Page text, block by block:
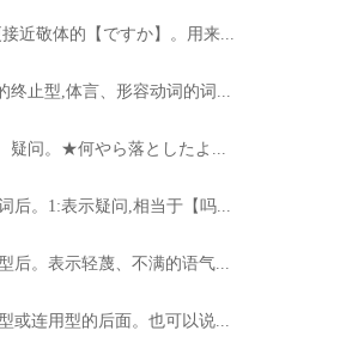
近敬体的【ですか】。用来...
止型,体言、形容动词的词...
疑问。★何やら落としたよ...
后。1:表示疑问,相当于【吗...
后。表示轻蔑、不满的语气...
或连用型的后面。也可以说...